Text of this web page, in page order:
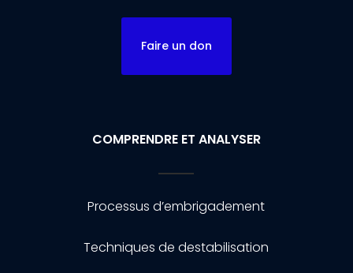
Faire un don
COMPRENDRE ET ANALYSER
Processus d’embrigadement
Techniques de destabilisation